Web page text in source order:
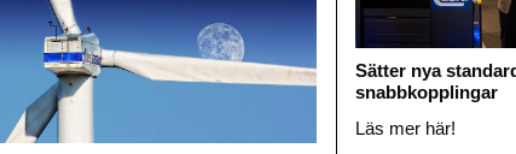
Sätter nya
snabbkopplingar
Läs mer här!